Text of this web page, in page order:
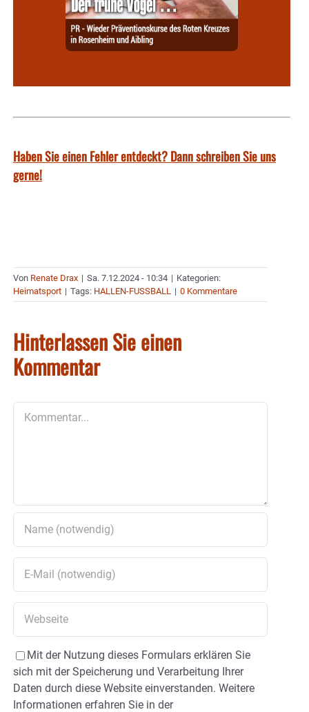
Haben Sie einen Fehler entdeckt? Dann schreiben Sie uns
gerne!
Von Renate Drax | Sa. 7.12.2024 - 10:34 | Kategorien:
Heimatsport | Tags: HALLEN-FUSSBALL | 0 Kommentare
Hinterlassen Sie einen
Kommentar
Mit der Nutzung dieses Formulars erklären Sie
sich mit der Speicherung und Verarbeitung Ihrer
Daten durch diese Website einverstanden. Weitere
Informationen erfahren Sie in der